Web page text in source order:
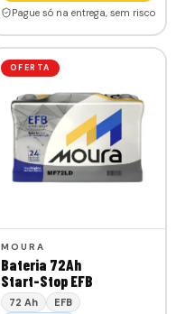
Pague só na entrega, sem risco
OFERTA
MOURA
Bateria 72Ah
Start-Stop EFB
72 Ah
EFB